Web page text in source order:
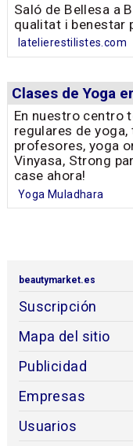
Saló de Bellesa a
qualitat i benestar
latelierestilistes.com
Clases de Yoga
En nuestro centro
regulares de
profesores, yoga
Vinyasa, Strong
case ahora!
Yoga Muladhara
beautymarket.es
Suscripción
Mapa del sitio
Publicidad
Empresas
Usuarios